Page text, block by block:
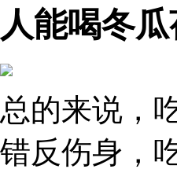
人能喝冬
总的来说，
错反伤身，